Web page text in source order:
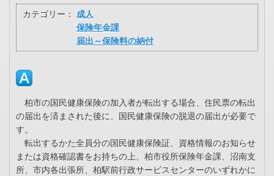
カテゴリー：
成人
保険年金課
届出～保険料の納付
柏市の国民健康保険の加入者が転出する場合、住民票の転出
の届出を済まされた後に、国民健康保険の脱退の届出が必要で
す。
転出するかた全員分の国民健康保険証、資格情報のお知らせ
または資格確認書をお持ちの上、柏市役所保険年金課、沼南支
所、市内各出張所、柏駅前行政サービスセンターのいずれかに